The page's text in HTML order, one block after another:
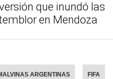
que inundó las
en Mendoza
ARGENTINAS FIFA